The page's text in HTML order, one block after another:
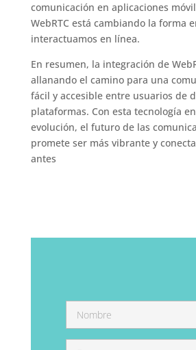
comunicación en aplicaciones
WebRTC está cambiando la forma
interactuamos en línea.
En resumen, la integración de
allanando el camino para una
fácil y accesible entre usuarios de
plataformas. Con esta tecnología
evolución, el futuro de las
promete ser más vibrante y
antes